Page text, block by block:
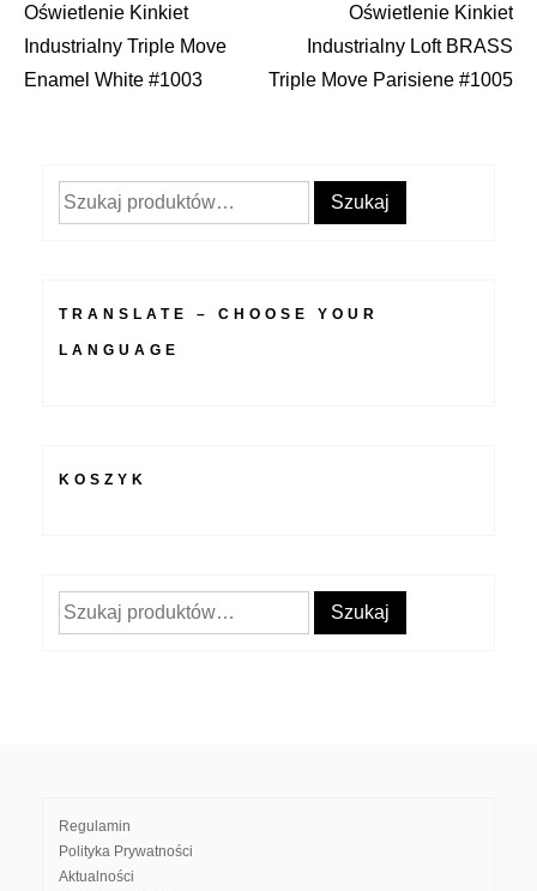
Nawigacja
wpisu
Oświetlenie Kinkiet
Industrialny Triple Move
Enamel White #1003
Oświetlenie Kinkiet
Industrialny Loft BRASS
Triple Move Parisiene #1005
Szukaj: Szukaj
TRANSLATE – CHOOSE YOUR
LANGUAGE
KOSZYK
Szukaj: Szukaj
Regulamin
Polityka Prywatności
Aktualności